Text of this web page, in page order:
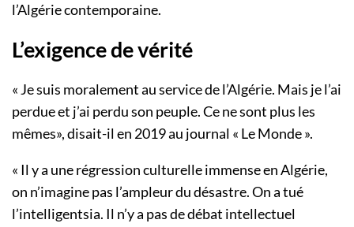
l’Algérie contemporaine.
L’exigence de vérité
« Je suis moralement au service de l’Algérie. Mais je l’ai
perdue et j’ai perdu son peuple. Ce ne sont plus les
mêmes», disait-il en 2019 au journal « Le Monde ».
« Il y a une régression culturelle immense en Algérie,
on n’imagine pas l’ampleur du désastre. On a tué
l’intelligentsia. Il n’y a pas de débat intellectuel